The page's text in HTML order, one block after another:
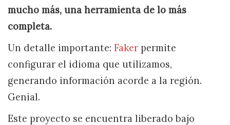
mucho más, una herramienta de lo más
completa.
Un detalle importante: Faker permite
configurar el idioma que utilizamos,
generando información acorde a la región.
Genial.
Este proyecto se encuentra liberado bajo